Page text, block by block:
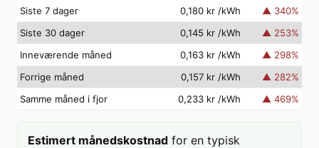
Siste 7 dager
0,180 kr /kWh ▲ 340%
Siste 30 dager
0,145 kr /kWh ▲ 253%
Inneværende måned
0,163 kr /kWh ▲ 298%
Forrige måned
0,157 kr /kWh ▲ 282%
Samme måned i fjor
0,233 kr /kWh ▲ 469%
Estimert månedskostnad for en typisk